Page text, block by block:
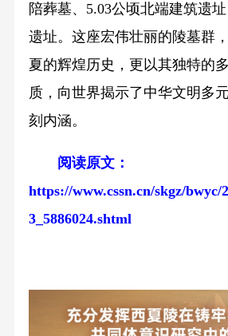
陪葬墓、5.03公顷北端建筑遗
遗址。这座宏伟壮丽的陵墓群
夏的辉煌历史，更以其独特的
质，向世界揭示了中华文明多
刻内涵。
阅读原文：
https://www.cssn.cn/skgz/bwyc/
3_5886024.shtml